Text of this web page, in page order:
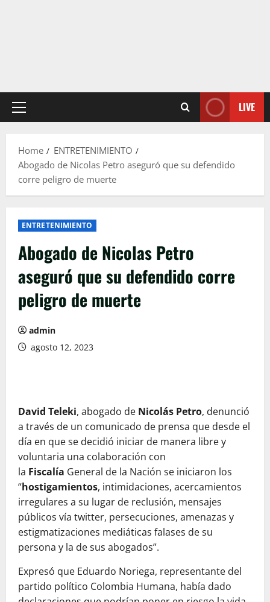
Primary
LIVE
Home
ENTRETENIMIENTO
Abogado de Nicolas Petro aseguró que su defendido
corre peligro de muerte
ENTRETENIMIENTO
Abogado de Nicolas Petro
aseguró que su defendido corre
peligro de muerte
admin
agosto 12, 2023
David Teleki, abogado de Nicolás Petro, denunció
a través de un comunicado de prensa que desde el
día en que se decidió iniciar de manera libre y
voluntaria una colaboración con
la Fiscalía General de la Nación se iniciaron los
“hostigamientos, intimidaciones, acercamientos
irregulares a su lugar de reclusión, mensajes
públicos vía twitter, persecuciones, amenazas y
estigmatizaciones mediáticas falases de su
persona y la de sus abogados”.
Expresó que Eduardo Noriega, representante del
partido político Colombia Humana, había dado